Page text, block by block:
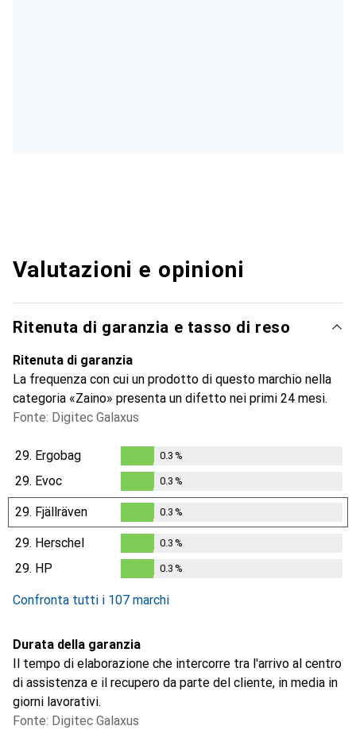
Valutazioni e opinioni
Ritenuta di garanzia e tasso di reso
Ritenuta di garanzia
La frequenza con cui un prodotto di questo marchio nella
categoria «Zaino» presenta un difetto nei primi 24 mesi.
Fonte: Digitec Galaxus
29. Ergobag
0.3%
0.3 %
29. Evoc
0.3%
0.3 %
29. Fjällräven
0.3%
0.3 %
29. Herschel
0.3%
0.3 %
29. HP 0.3 %
Confronta tutti i 107 marchi
Durata della garanzia
Il tempo di elaborazione che intercorre tra l'arrivo al centro
di assistenza e il recupero da parte del cliente, in media in
giorni lavorativi.
Fonte: Digitec Galaxus